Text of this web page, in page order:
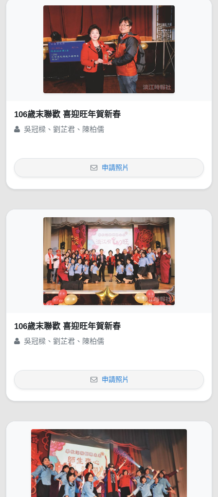
106歲末聯歡 喜迎旺年賀新春
吳冠樑、劉芷君、陳柏儒
申請照片
106歲末聯歡 喜迎旺年賀新春
吳冠樑、劉芷君、陳柏儒
申請照片